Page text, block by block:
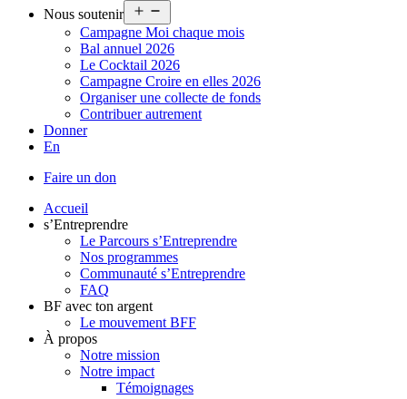
Nous soutenir
le
menu
Campagne Moi chaque mois
Bal annuel 2026
Le Cocktail 2026
Campagne Croire en elles 2026
Organiser une collecte de fonds
Contribuer autrement
Donner
En
Faire un don
Accueil
s’Entreprendre
Le Parcours s’Entreprendre
Nos programmes
Communauté s’Entreprendre
FAQ
BF avec ton argent
Le mouvement BFF
À propos
Notre mission
Notre impact
Témoignages